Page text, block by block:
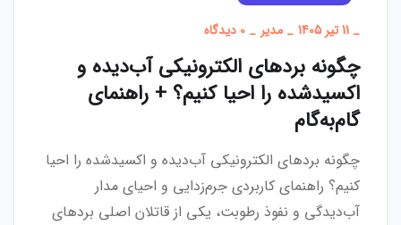
_ 11 تیر 1405 _ مدیر _ 0 دیدگاه
چگونه بردهای الکترونیکی آب‌دیده و
اکسیدشده را احیا کنیم؟ + راهنمای
گام‌به‌گام
چگونه بردهای الکترونیکی آب‌دیده و اکسیدشده را احیا
کنیم؟ راهنمای کاربردی جرم‌زدایی و احیای مدار
آب‌دیدگی و نفوذ رطوبت، یکی از قاتلان اصلی بردهای